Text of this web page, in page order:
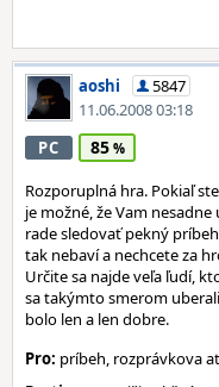
aoshi
5847
11.06.2008 03:18
PC 85
Rozporuplná hra. Pokiaľ
je možné, že Vam
rade sledovať pekný
tak nebaví a nechcete za
Určite sa najde veľa ľudí,
sa takýmto smerom
bolo len a len dobre.
Pro: príbeh, rozprávkova